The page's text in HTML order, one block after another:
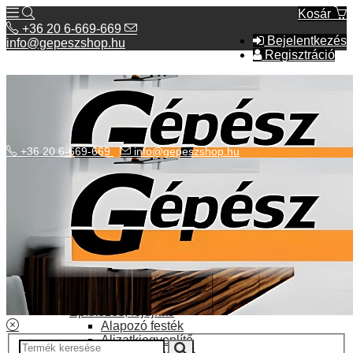
Kosár
Bejelentkezés
Regisztráció
+36 20 6-669-669
info@gepeszshop.hu
Kategóriák menü
Bolhapiac
Elektromos fűtés
Építkezés, fejújítás
Alapozó festék
Aljzatkiegyenlítő
+36 20 6-669-669 info@gepeszshop.hu